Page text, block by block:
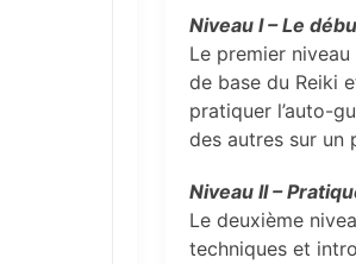
Niveau I – Le
Le premier
de base du Reiki
pratiquer l’auto-
des autres sur un
Niveau II –
Le deuxième
techniques et